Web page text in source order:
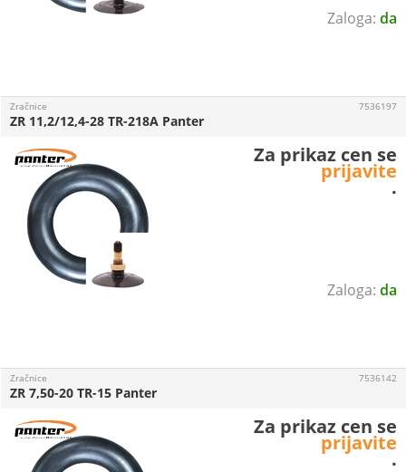
da
da
Zračnice
ZR 11,2/12,4-28 TR-218A Panter
7536197
Za prikaz cen se
prijavite
.
Zračnice
ZR 7,50-20 TR-15 Panter
7536142
Za prikaz cen se
prijavite
.